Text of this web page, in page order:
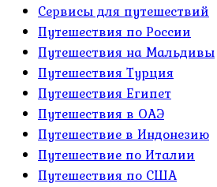
Сервисы для путешествий
Путешествия по России
Путешествия на Мальдивы
Путешествия Турция
Путешествия Египет
Путешествия в ОАЭ
Путешествие в Индонезию
Путешествие по Италии
Путешествия по США